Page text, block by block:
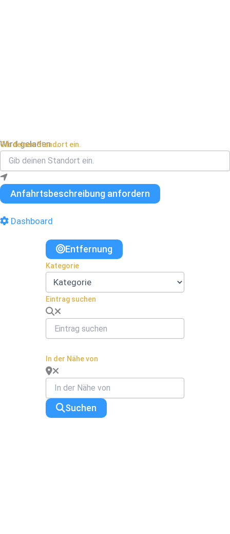
Wird geladen …
Gib deinen Standort ein.
Anfahrtsbeschreibung anfordern
Dashboard
Entfernung
Kategorie
Eintrag suchen
In der Nähe von
Suchen